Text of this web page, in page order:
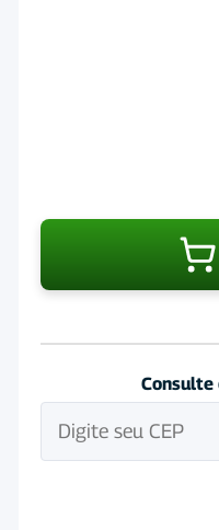
Consulte